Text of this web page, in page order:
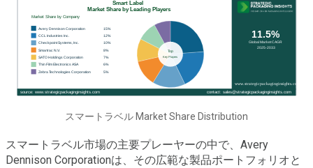
スマートラベル Market Share Distribution
スマートラベル市場の主要プレーヤーの中で、Avery
Dennison Corporationは、その広範な製品ポートフォリオと